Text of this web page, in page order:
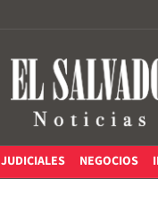
JUDICIALES NEGOCIOS